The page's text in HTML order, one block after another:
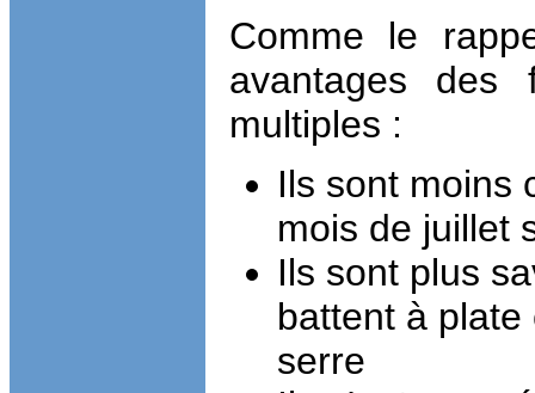
Comme le
avantages
multiples :
Ils sont moins
mois de juillet
Ils sont plus
battent à
serre